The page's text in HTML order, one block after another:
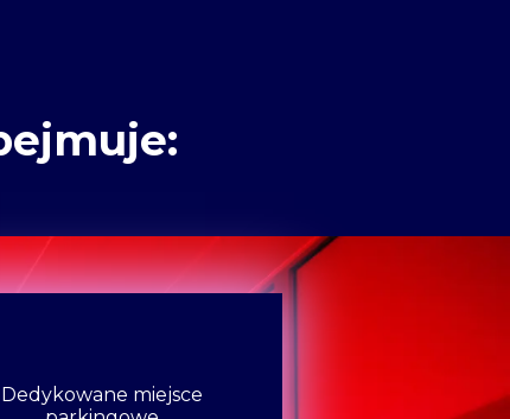
Dedykowane miejsce